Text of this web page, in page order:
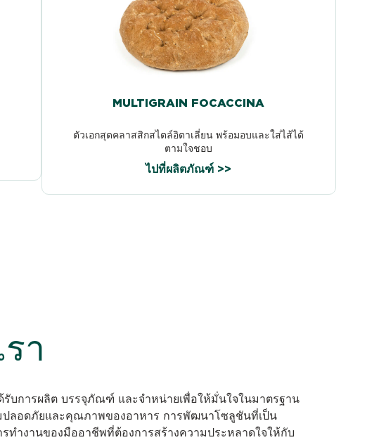
MULTIGRAIN FOCACCINA
ตัวเอกสุดคลาสสิกสไตล์อิตาเลี่ยน พร้อมอบและใส่ไส้ได้
ตามใจชอบ
ไปที่ผลิตภัณฑ์ >>
า
บการผลิต บรรจุภัณฑ์ และจำหน่ายเพื่อให้มั่นใจในมาตรฐาน
ปลอดภัยและคุณภาพของอาหาร การพัฒนาโซลูชันที่เป็น
ทำงานของมืออาชีพที่ต้องการสร้างความประหลาดใจให้กับ